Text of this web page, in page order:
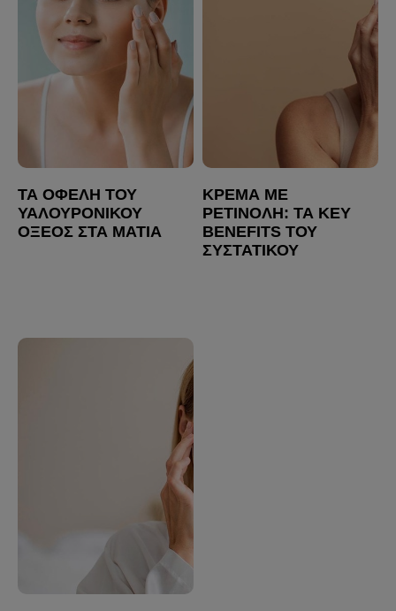
ΤΑ ΟΦΈΛΗ ΤΟΥ
ΥΑΛΟΥΡΟΝΙΚΟΎ
ΟΞΈΟΣ ΣΤΑ ΜΆΤΙΑ
ΚΡΈΜΑ ΜΕ
ΡΕΤΙΝΌΛΗ: ΤΑ KEY
BENEFITS ΤΟΥ
ΣΥΣΤΑΤΙΚΟΎ